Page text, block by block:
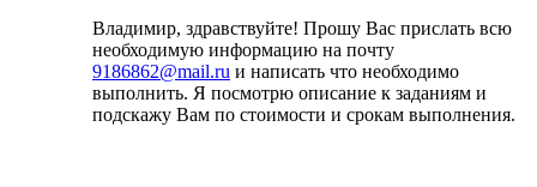
Владимир, здравствуйте! Прошу Вас прислать всю
необходимую информацию на почту
9186862@mail.ru и написать что необходимо
выполнить. Я посмотрю описание к заданиям и
подскажу Вам по стоимости и срокам выполнения.